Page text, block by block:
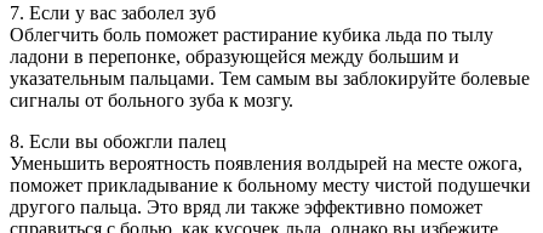
7. Если у вас заболел зуб
Облегчить боль поможет растирание кубика льда по тылу
ладони в перепонке, образующейся между большим и
указательным пальцами. Тем самым вы заблокируйте болевые
сигналы от больного зуба к мозгу.
8. Если вы обожгли палец
Уменьшить вероятность появления волдырей на месте ожога,
поможет прикладывание к больному месту чистой подушечки
другого пальца. Это вряд ли также эффективно поможет
справиться с болью, как кусочек льда, однако вы избежите